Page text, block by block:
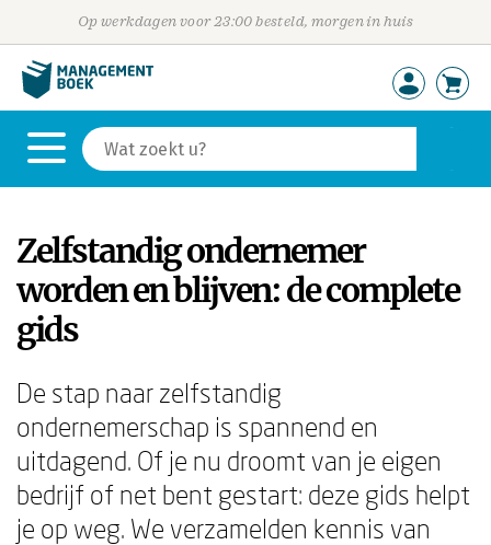
Op werkdagen voor 23:00 besteld, morgen in huis
Zelfstandig ondernemer
worden en blijven: de complete
gids
De stap naar zelfstandig
ondernemerschap is spannend en
uitdagend. Of je nu droomt van je eigen
bedrijf of net bent gestart: deze gids helpt
je op weg. We verzamelden kennis van